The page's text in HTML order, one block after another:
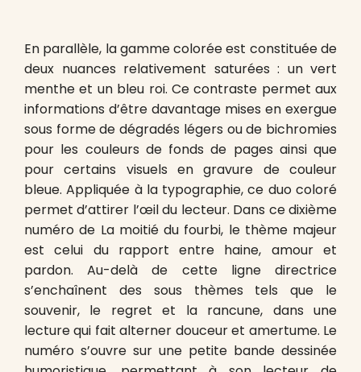
En parallèle, la gamme colorée est constituée de
deux nuances relativement saturées : un vert
menthe et un bleu roi. Ce contraste permet aux
informations d’être davantage mises en exergue
sous forme de dégradés légers ou de bichromies
pour les couleurs de fonds de pages ainsi que
pour certains visuels en gravure de couleur
bleue. Appliquée à la typographie, ce duo coloré
permet d’attirer l’œil du lecteur. Dans ce dixième
numéro de La moitié du fourbi, le thème majeur
est celui du rapport entre haine, amour et
pardon. Au-delà de cette ligne directrice
s’enchaînent des sous thèmes tels que le
souvenir, le regret et la rancune, dans une
lecture qui fait alterner douceur et amertume. Le
numéro s’ouvre sur une petite bande dessinée